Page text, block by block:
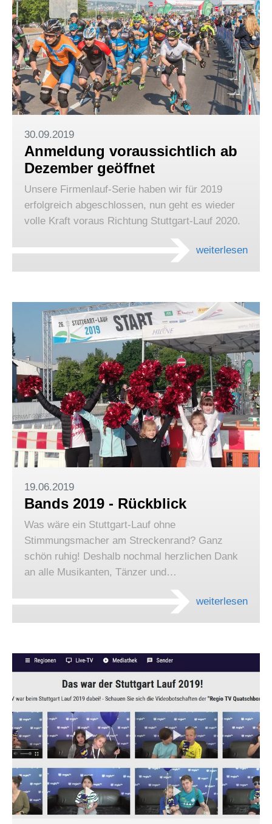
30.09.2019
Anmeldung voraussichtlich ab
Dezember geöffnet
Unsere Firmenlauf-Serie haben wir für 2019
erfolgreich abgeschlossen, nun geht es wieder
volle Kraft voraus Richtung Stuttgart-Lauf 2020.
weiterlesen
19.06.2019
Bands 2019 - Rückblick
Was wäre ein Stuttgart-Lauf ohne
Stimmungsmacher am Streckenrand? Ganz
schön ruhig! Deshalb nochmal herzlichen Dank
an alle Musikanten, Tänzer und…
weiterlesen